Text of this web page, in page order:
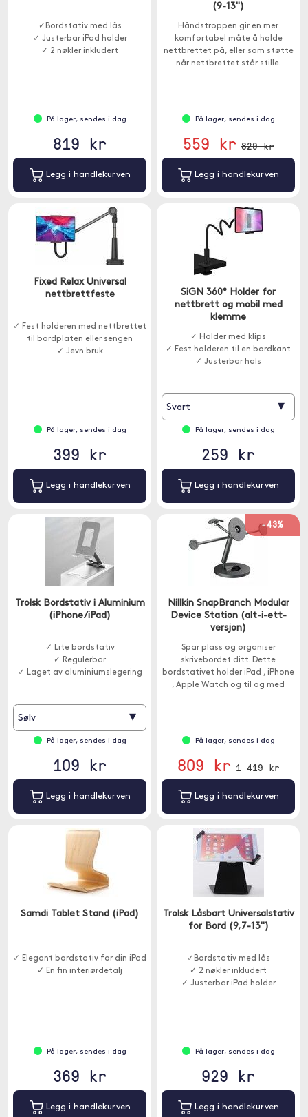
✓Bordstativ med lås
✓ Justerbar iPad holder
✓ 2 nøkler inkludert
På lager, sendes i dag
819 kr
Legg i handlekurven
(9-13")
Håndstroppen gir en mer
komfortabel måte å holde
nettbrettet på, eller som støtte
når nettbrettet står stille.
På lager, sendes i dag
559 kr 829 kr
Legg i handlekurven
Fixed Relax Universal
nettbrettfeste
✓ Fest holderen med nettbrettet
til bordplaten eller sengen
✓ Jevn bruk
På lager, sendes i dag
399 kr
Legg i handlekurven
SiGN 360° Holder for
nettbrett og mobil med
klemme
✓ Holder med klips
✓ Fest holderen til en bordkant
✓ Justerbar hals
Svart ▾
På lager, sendes i dag
259 kr
Legg i handlekurven
Trolsk Bordstativ i Aluminium
(iPhone/iPad)
✓ Lite bordstativ
✓ Regulerbar
✓ Laget av aluminiumslegering
Sølv ▾
På lager, sendes i dag
109 kr
Legg i handlekurven
-43%
Nillkin SnapBranch Modular
Device Station (alt-i-ett-
versjon)
Spar plass og organiser
skrivebordet ditt. Dette
bordstativet holder iPad , iPhone
, Apple Watch og til og med
På lager, sendes i dag
809 kr 1 419 kr
Legg i handlekurven
Samdi Tablet Stand (iPad)
✓ Elegant bordstativ for din iPad
✓ En fin interiørdetalj
På lager, sendes i dag
369 kr
Legg i handlekurven
Trolsk Låsbart Universalstativ
for Bord (9,7-13")
✓Bordstativ med lås
✓ 2 nøkler inkludert
✓ Justerbar iPad holder
På lager, sendes i dag
929 kr
Legg i handlekurven